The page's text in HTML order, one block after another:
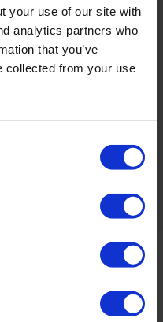
your use of our site with
analytics partners who
that you’ve
collected from your use